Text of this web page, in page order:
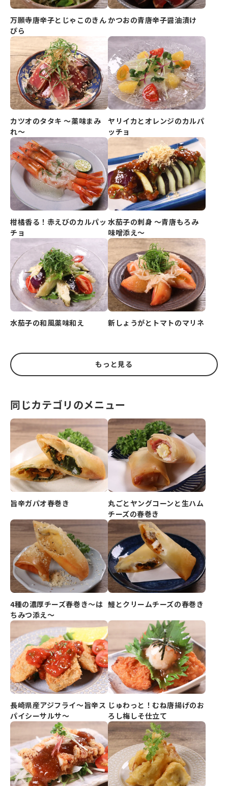
万願寺唐辛子とじゃこのきん
ぴら
かつおの青唐辛子醤油漬け
カツオのタタキ ～薬味まみ
れ～
ヤリイカとオレンジのカルパ
ッチョ
柑橘香る！赤えびのカルパッ
チョ
水茄子の刺身 ～青唐もろみ
味噌添え～
水茄子の和風薬味和え 新しょうがとトマトのマリネ
もっと見る
同じカテゴリのメニュー
旨辛ガパオ春巻き
丸ごとヤングコーンと生ハム
チーズの春巻き
4種の濃厚チーズ春巻き～は
ちみつ添え～
鰻とクリームチーズの春巻き
長崎県産アジフライ～旨辛ス
パイシーサルサ～
じゅわっと！むね唐揚げのお
ろし梅しそ仕立て